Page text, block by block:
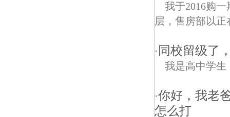
我于2016购
层，售房部以
· 同校留级了
我是高中学生
·你好，我老
怎么打